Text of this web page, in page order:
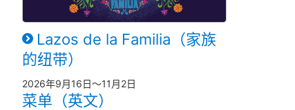
Lazos de la Familia（家族
的纽带）
2026年9月16日～11月2日
菜单（英文）